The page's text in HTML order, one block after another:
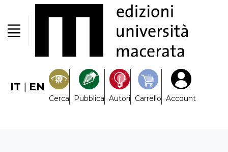
IT | EN
Cerca Pubblica Autori Carrello Account